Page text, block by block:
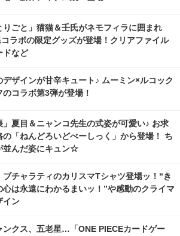
りごと」猫猫＆壬氏がネモフィラに囲まれ
ラボの限定グッズが登場！クリアファイル
ドなど
デザインが甘辛キュート♪ ムーミン×ルコック
のコラボ第3弾が登場！
」夏目＆ニャンコ先生の式姿が可愛い♪ お求
の「ねんどろいどべーしっく」から登場！ ち
並んだ姿にキュン☆
ブチャラティのカリスマTシャツ登場ッ！“き
心は永遠にわかるまいッ！”や感動のクライマ
イン
ンクス、五老星…「ONE PIECEカードゲー